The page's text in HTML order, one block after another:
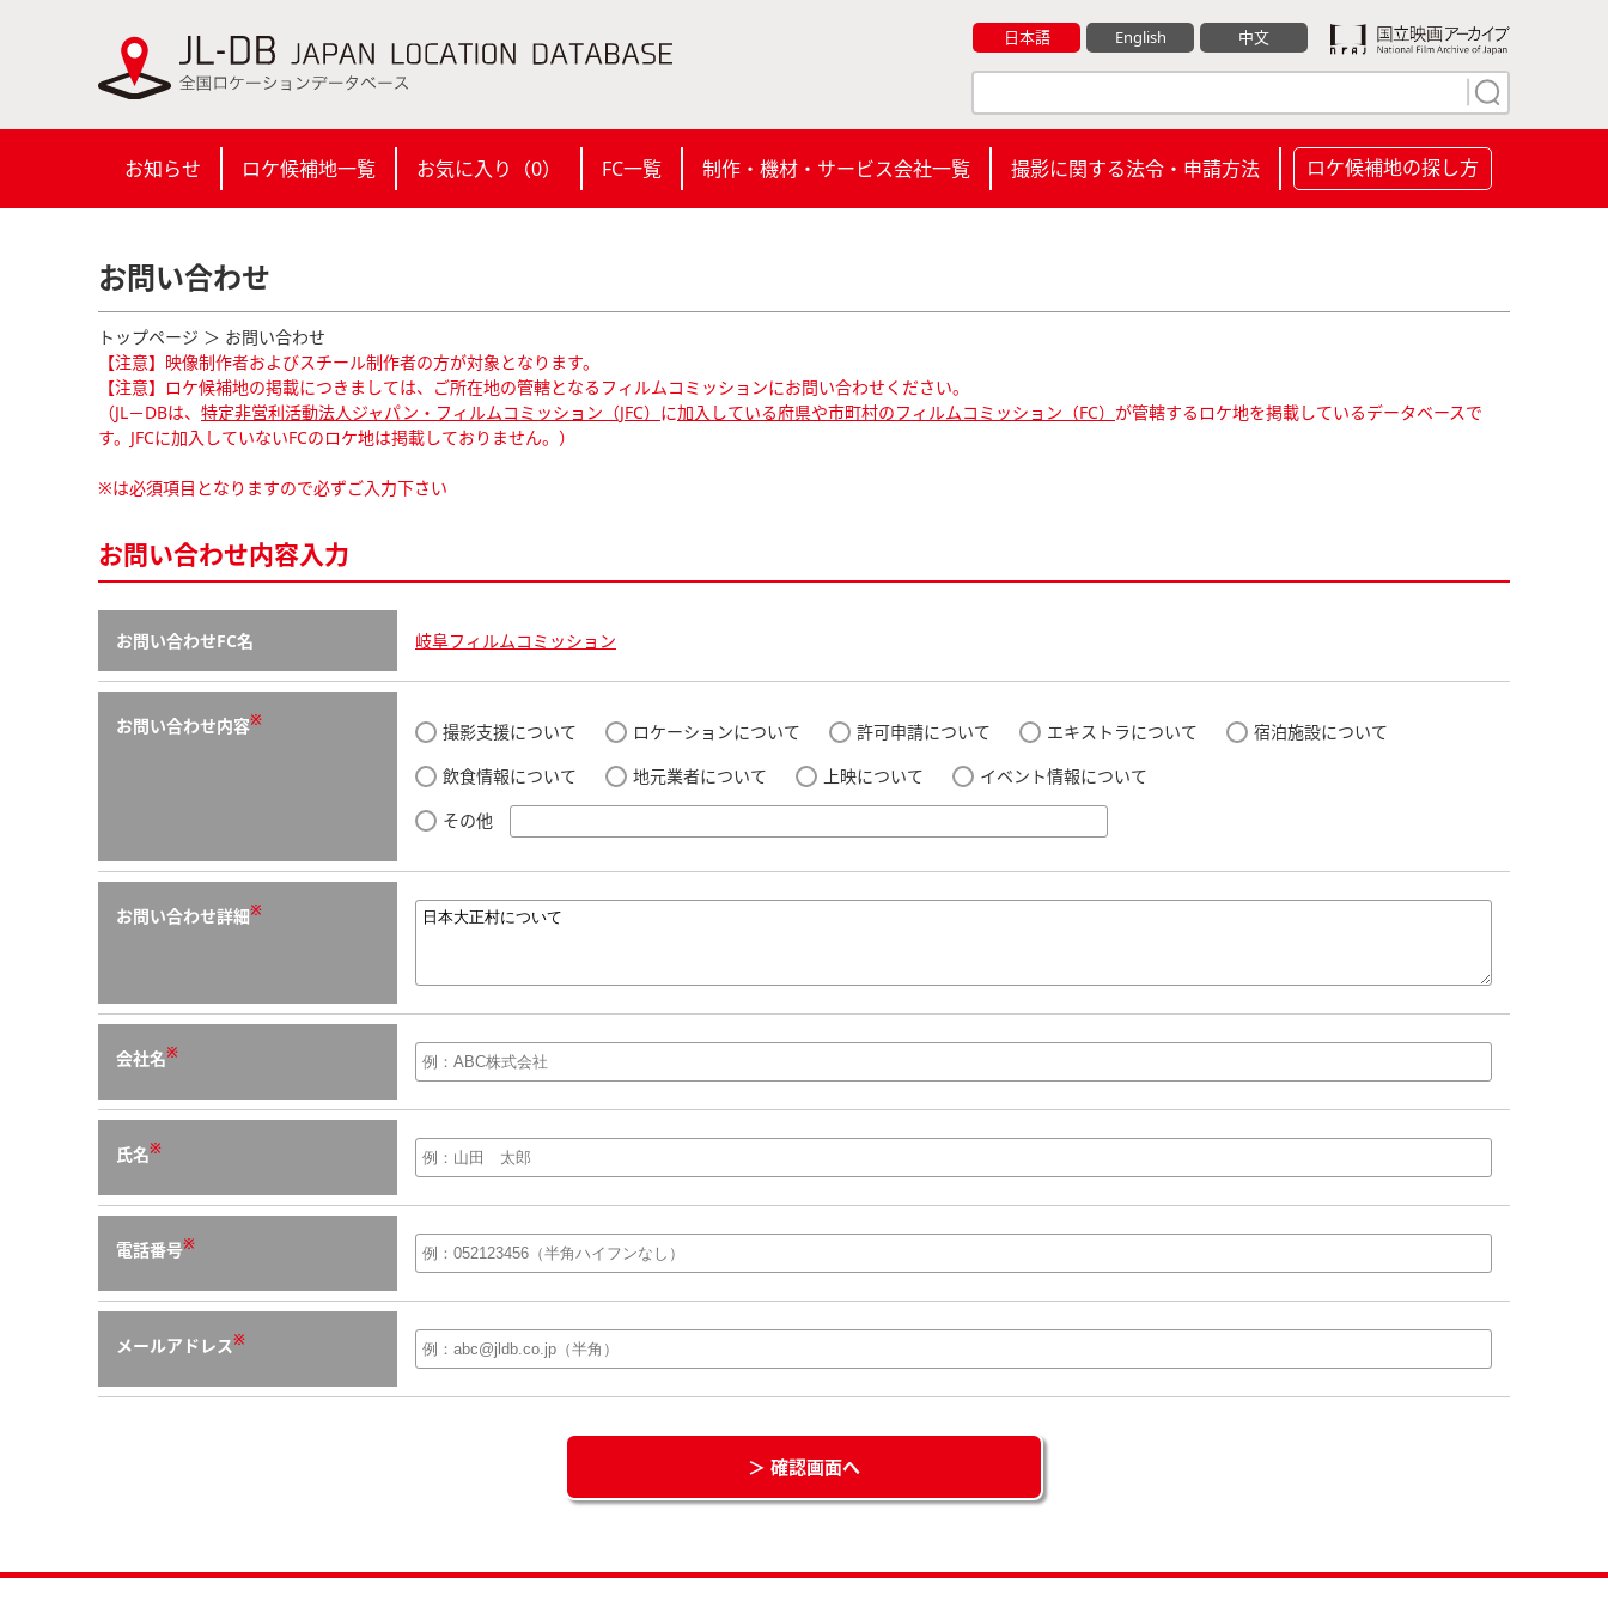
日本語 English 中文
お知らせ ロケ候補地一覧 お気に入り（0） FC一覧 制作・機材・サービス会社一覧 撮影に関する法令・申請方法 ロケ候補地の探し方
お問い合わせ
トップページ ＞ お問い合わせ
【注意】映像制作者およびスチール制作者の方が対象となります。
【注意】ロケ候補地の掲載につきましては、ご所在地の管轄となるフィルムコミッションにお問い合わせください。
（JL－DBは、 特定非営利活動法人ジャパン・フィルムコミッション（JFC） に加入している府県や市町村のフィルムコミッション（FC） が管轄するロケ地を掲載しているデータベースで
す。JFCに加入していないFCのロケ地は掲載しておりません。）
※は必須項目となりますので必ずご入力下さい
お問い合わせ内容入力
お問い合わせFC名 岐阜フィルムコミッション
お問い合わせ内容※
撮影支援について ロケーションについて 許可申請について エキストラについて
宿泊施設について
飲食情報について
地元業者について 上映について
イベント情報について
その他
お問い合わせ詳細※
会社名※
氏名※
電話番号※
メールアドレス※
＞ 確認画面へ